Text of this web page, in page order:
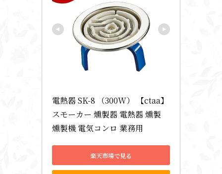
電熱器 SK-8 （300W） 【ctaa】
スモーカー 燻製器 電熱器 燻製
燻製機 電気コンロ 業務用
楽天市場で見る